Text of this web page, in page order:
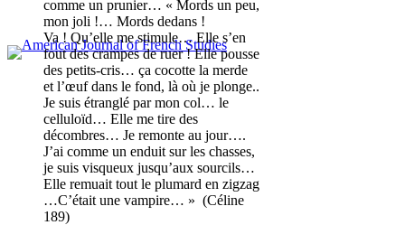
comme un prunier… « Mords un peu,
mon joli !… Mords dedans !
Va ! Qu’elle me stimule… Elle s’en
fout des crampes de ruer ! Elle pousse
des petits-cris… ça cocotte la merde
et l’œuf dans le fond, là où je plonge..
Je suis étranglé par mon col… le
celluloïd… Elle me tire des
décombres… Je remonte au jour….
J’ai comme un enduit sur les chasses,
je suis visqueux jusqu’aux sourcils…
Elle remuait tout le plumard en zigzag
…C’était une vampire… » (Céline
189)